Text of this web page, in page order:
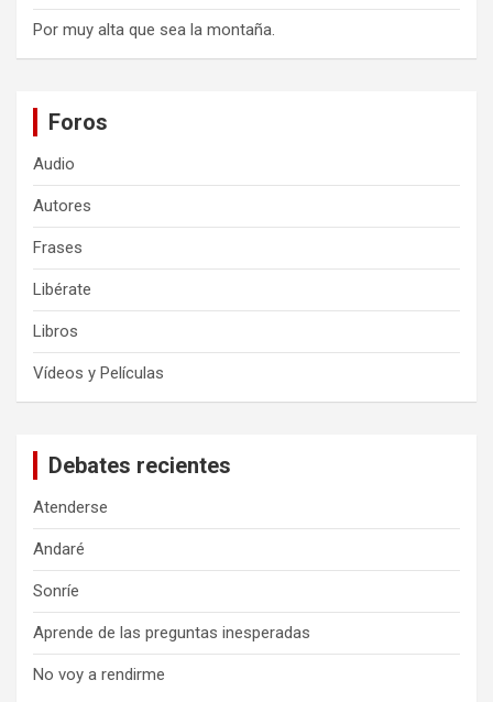
Por muy alta que sea la montaña.
Foros
Audio
Autores
Frases
Libérate
Libros
Vídeos y Películas
Debates recientes
Atenderse
Andaré
Sonríe
Aprende de las preguntas inesperadas
No voy a rendirme